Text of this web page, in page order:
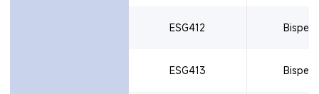
ESG412
ESG413